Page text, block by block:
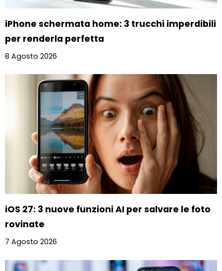
iPhone schermata home: 3 trucchi imperdibili
per renderla perfetta
8 Agosto 2026
iOS 27: 3 nuove funzioni AI per salvare le foto
rovinate
7 Agosto 2026